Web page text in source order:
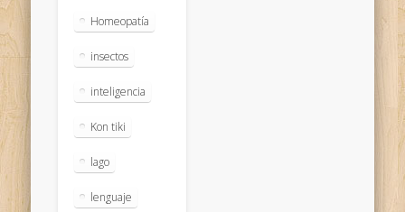
Homeopatía
insectos
inteligencia
Kon tiki
lago
lenguaje